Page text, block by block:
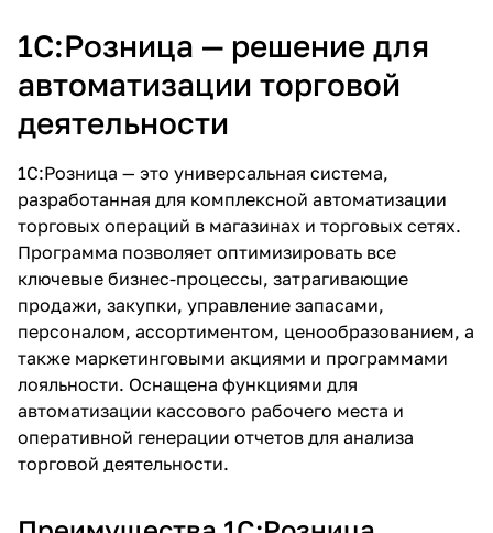
1С:Розница — решение для
автоматизации торговой
деятельности
1С:Розница — это универсальная система,
разработанная для комплексной автоматизации
торговых операций в магазинах и торговых сетях.
Программа позволяет оптимизировать все
ключевые бизнес-процессы, затрагивающие
продажи, закупки, управление запасами,
персоналом, ассортиментом, ценообразованием, а
также маркетинговыми акциями и программами
лояльности. Оснащена функциями для
автоматизации кассового рабочего места и
оперативной генерации отчетов для анализа
торговой деятельности.